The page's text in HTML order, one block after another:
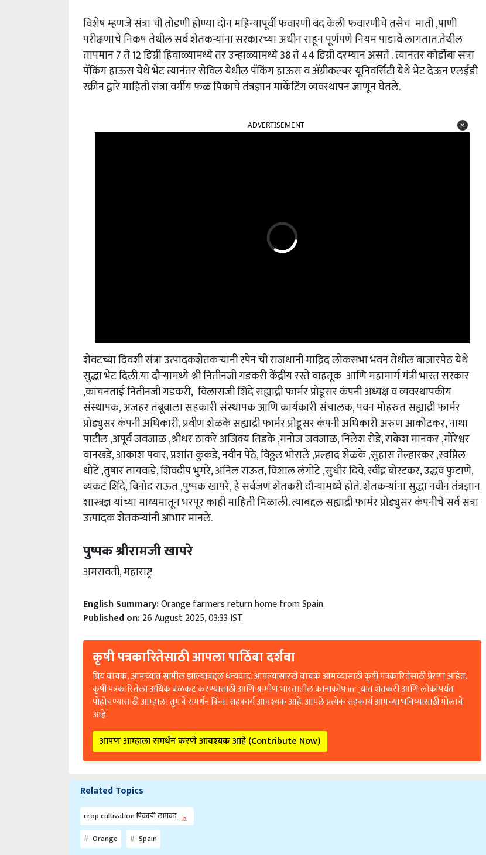
विशेष म्हणजे संत्रा ची तोडणी होण्या दोन महिन्यापूर्वी फवारणी बंद केली फवारणीचे तसेच माती ,पाणी
परीक्षणाचे निकष तेथील सर्व शेतकऱ्यांना सरकारच्या अधीन राहून पूर्णपणे नियम पाडावे लागतात.तेथील
तापमान 7 ते 12 डिग्री हिवाळ्यामध्ये तर उन्हाळ्यामध्ये 38 ते 44 डिग्री दरम्यान असते . त्यानंतर कोर्डोबा संत्रा
पॅकिंग हाऊस येथे भेट त्यानंतर सेविल येथील पॅकिंग हाऊस व ॲग्रीकल्चर यूनिवर्सिटी येथे भेट देऊन एलईडी
स्क्रीन द्वारे माहिती संत्रा वर्गीय फळ पिकाचे तंत्रज्ञान मार्केटिंग व्यवस्थापन जाणून घेतले.
शेवटच्या दिवशी संत्रा उत्पादकशेतकऱ्यांनी स्पेन ची राजधानी माद्रिद लोकसभा भवन तेथील बाजारपेठ येथे
सुद्धा भेट दिली.या दौऱ्यामध्ये श्री नितीनजी गडकरी केंद्रीय रस्ते वाहतूक आणि महामार्ग मंत्री भारत सरकार
,कांचनताई नितीनजी गडकरी, विलासजी शिंदे सह्याद्री फार्मर प्रोडूसर कंपनी अध्यक्ष व व्यवस्थापकीय
संस्थापक, अजहर तंबूवाला सहकारी संस्थापक आणि कार्यकारी संचालक, पवन मोहरुत सह्याद्री फार्मर
प्रोड्युसर कंपनी अधिकारी, प्रवीण शेळके सह्याद्री फार्मर प्रोडूसर कंपनी अधिकारी अरुण आकोटकर, नाथा
पाटील ,अपूर्व जवंजाळ ,श्रीधर ठाकरे अजिंक्य तिडके ,मनोज जवंजाळ, निलेश रोडे, राकेश मानकर ,मोरेश्वर
वानखडे, आकाश पवार, प्रशांत कुकडे, नवीन पेठे, विठ्ठल भोसले ,प्रल्हाद शेळके ,सुहास तेल्हारकर ,स्वप्निल
धोटे ,तुषार तायवाडे, शिवदीप भुमरे, अनिल राऊत, विशाल लंगोटे ,सुधीर दिवे, रवींद्र बोरटकर, उद्धव फुटाणे,
व्यंकट शिंदे, विनोद राऊत ,पुष्पक खापरे, हे सर्वजण शेतकरी दौऱ्यामध्ये होते. शेतकऱ्यांना सुद्धा नवीन तंत्रज्ञान
शास्त्रज्ञ यांच्या माध्यमातून भरपूर काही माहिती मिळाली. त्याबद्दल सह्याद्री फार्मर प्रोड्युसर कंपनीचे सर्व संत्रा
उत्पादक शेतकऱ्यांनी आभार मानले.
पुष्पक श्रीरामजी खापरे
अमरावती, महाराष्ट्र
English Summary: Orange farmers return home from Spain.
Published on: 26 August 2025, 03:33 IST
कृषी पत्रकारितेसाठी आपला पाठिंबा दर्शवा
प्रिय वाचक, आमच्यात सामील झाल्याबद्दल धन्यवाद. आपल्यासारखे वाचक आमच्यासाठी कृषी पत्रकारितेसाठी प्रेरणा आहेत.
कृषी पत्रकारितेला अधिक बळकट करण्यासाठी आणि ग्रामीण भारतातील कानाकोप in्यात शेतकरी आणि लोकांपर्यंत
पोहोचण्यासाठी आम्हाला तुमचे समर्थन किंवा सहकार्य आवश्यक आहे. आपले प्रत्येक सहकार्य आमच्या भविष्यासाठी मोलाचे
आहे.
आपण आम्हाला समर्थन करणे आवश्यक आहे (Contribute Now)
Related Topics
crop cultivation पिकाची लागवड
Orange
Spain